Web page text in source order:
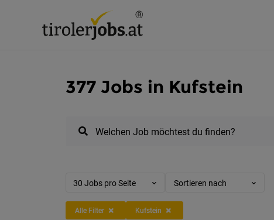
377 Jobs in Kufstein
Welchen Job möchtest du finden?
30 Jobs pro Seite Sortieren nach
Alle Filter Kufstein